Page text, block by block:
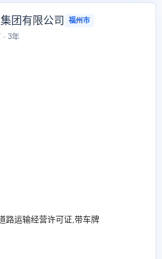
团有限公司 福州市
· 3年
路运输经营许可证,带车牌